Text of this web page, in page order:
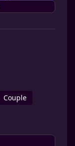
Couple